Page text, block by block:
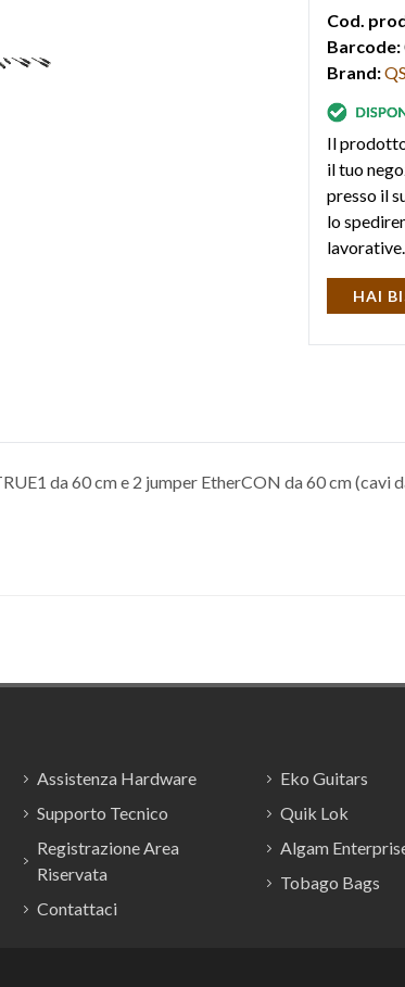
Cod.
Barcode:
Brand:
Il
il tuo
presso il
lo
lavorative.
HAI
da 60 cm e 2 jumper EtherCON da 60 cm (cavi
Assistenza Hardware
Supporto Tecnico
Registrazione Area
Riservata
Contattaci
Eko Guitars
Quik Lok
Algam
Tobago Bags